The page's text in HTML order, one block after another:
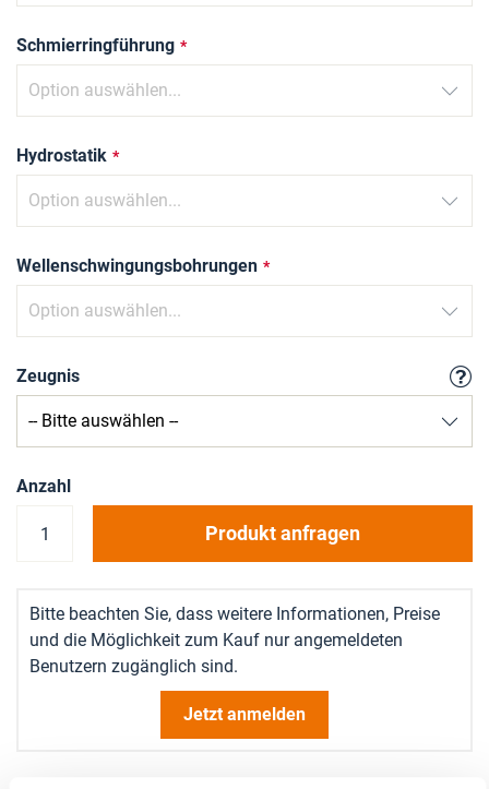
Schmierringführung
Hydrostatik
Wellenschwingungsbohrungen
Zeugnis
Anzahl
Produkt anfragen
Bitte beachten Sie, dass weitere Informationen, Preise
und die Möglichkeit zum Kauf nur angemeldeten
Benutzern zugänglich sind.
Jetzt anmelden